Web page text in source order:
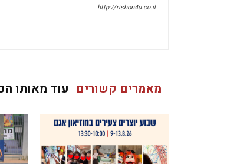
http://rishon4u.co.il
מאמרים קשורים עוד מאותו